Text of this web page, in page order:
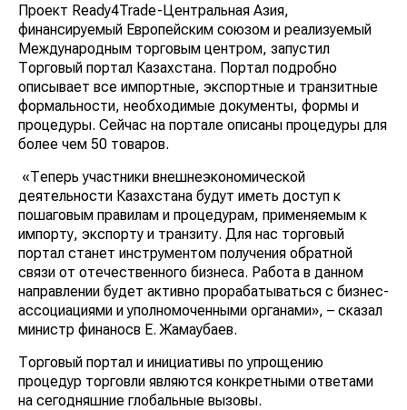
Проект Ready4Trade-Центральная Азия,
финансируемый Европейским союзом и реализуемый
Международным торговым центром, запустил
Торговый портал Казахстана. Портал подробно
описывает все импортные, экспортные и транзитные
формальности, необходимые документы, формы и
процедуры. Сейчас на портале описаны процедуры для
более чем 50 товаров.
«Теперь участники внешнеэкономической
деятельности Казахстана будут иметь доступ к
пошаговым правилам и процедурам, применяемым к
импорту, экспорту и транзиту. Для нас торговый
портал станет инструментом получения обратной
связи от отечественного бизнеса. Работа в данном
направлении будет активно прорабатываться с бизнес-
ассоциациями и уполномоченными органами», – сказал
министр финаносв Е. Жамаубаев.
Торговый портал и инициативы по упрощению
процедур торговли являются конкретными ответами
на сегодняшние глобальные вызовы.